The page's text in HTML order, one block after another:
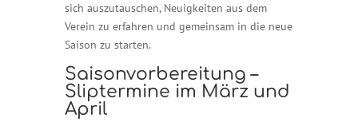
sich auszutauschen, Neuigkeiten aus dem
Verein zu erfahren und gemeinsam in die neue
Saison zu starten.
Saisonvorbereitung –
Sliptermine im März und
April